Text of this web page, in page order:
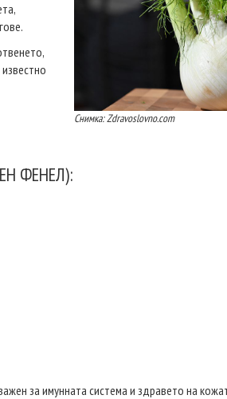
Снимка: Zdravoslovno.com
ФЕНЕЛ):
за имунната система и здравето на